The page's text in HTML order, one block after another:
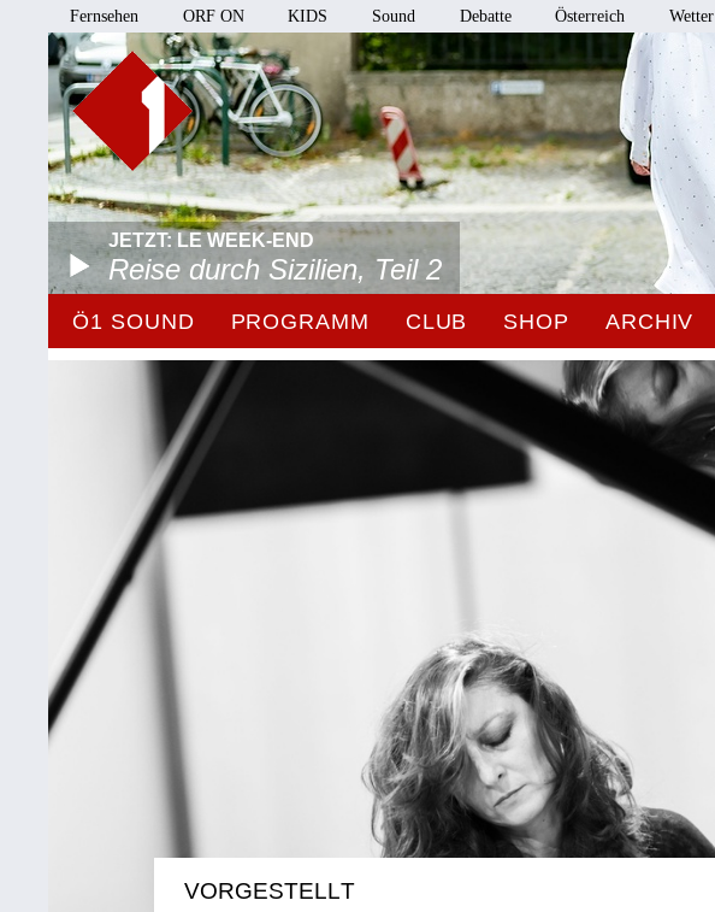
Fernsehen ORF ON KIDS Sound Debatte Österreich Wetter
JETZT: LE WEEK-END
Reise durch Sizilien, Teil 2
Ö1 SOUND PROGRAMM CLUB SHOP ARCHIV
VORGESTELLT